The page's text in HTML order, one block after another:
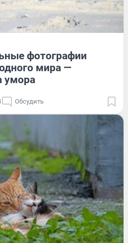
фотографии
мира —
умора
Обсудить